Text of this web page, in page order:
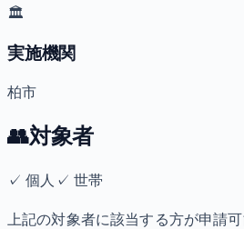
🏛️
実施機関
柏市
👥対象者
✓個人 ✓ 世帯
上記の対象者に該当する方が申請